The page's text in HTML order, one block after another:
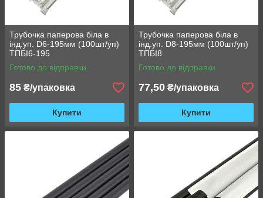
Трубочка паперова біла в
інд.уп. D6-195мм (100шт/уп)
ТПБІ6-195
Готово до відправки
85 ₴/упаковка
Купити
Трубочка паперова біла в
інд.уп. D8-195мм (100шт/уп)
ТПБІ8
Готово до відправки
77,50 ₴/упаковка
Купити